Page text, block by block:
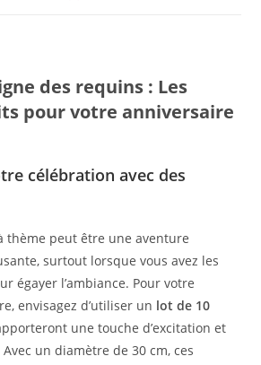
des requins : Les
pour votre anniversaire
célébration avec des
thème peut être une aventure
surtout lorsque vous avez les
égayer l’ambiance. Pour votre
envisagez d’utiliser un lot de 10
une touche d’excitation et
un diamètre de 30 cm, ces